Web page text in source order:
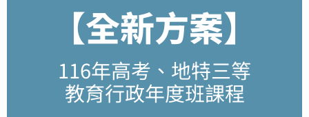
【全新方案】
116年高考、地特三等
教育行政年度班課程